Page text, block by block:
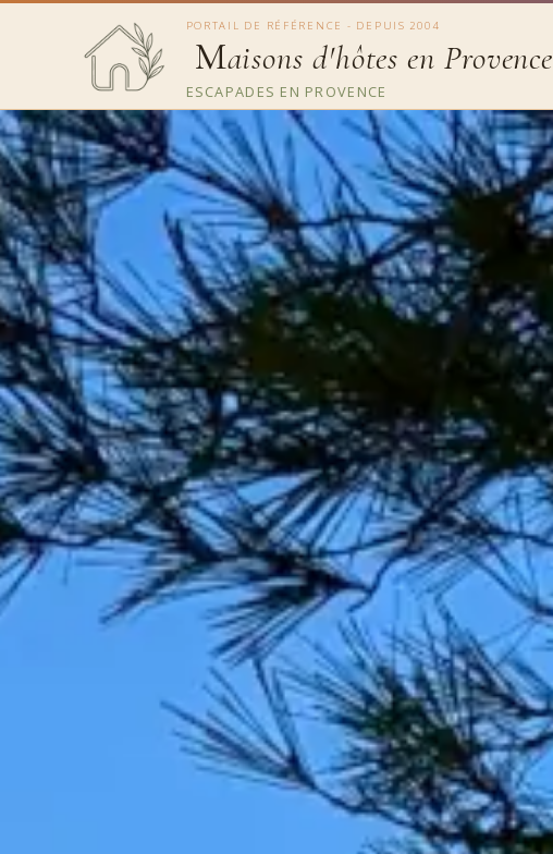
PORTAIL DE RÉFÉRENCE - DEPUIS 2004
Maisons d'hôtes en Provence
ESCAPADES EN PROVENCE